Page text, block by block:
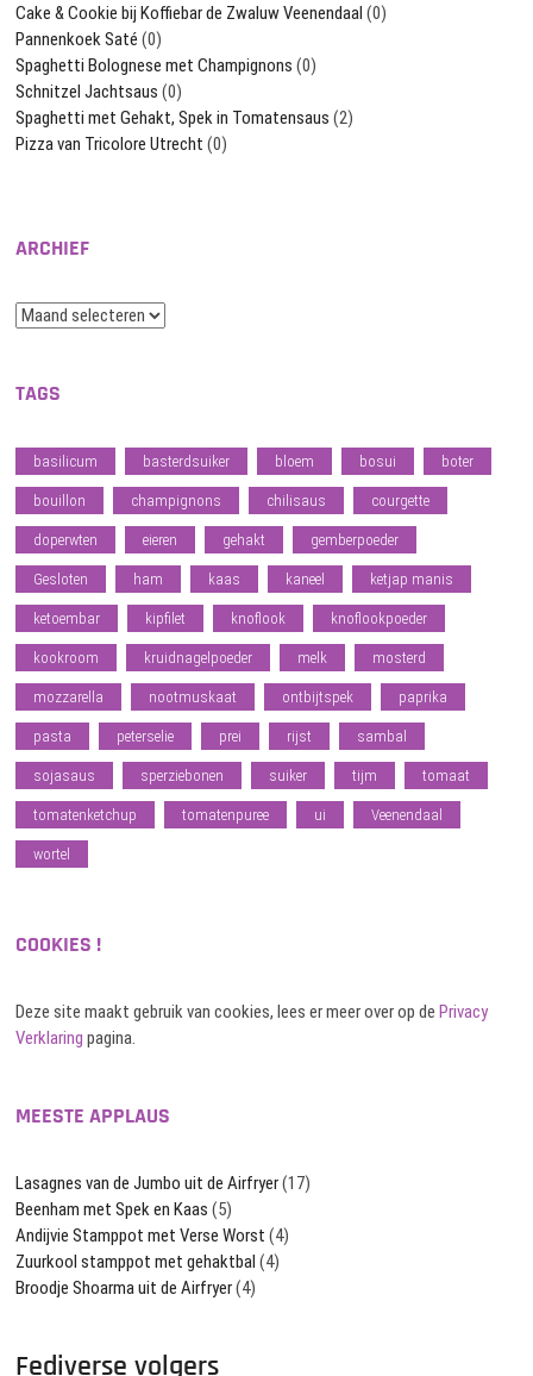
Cake & Cookie bij Koffiebar de Zwaluw Veenendaal (0)
Pannenkoek Saté (0)
Spaghetti Bolognese met Champignons (0)
Schnitzel Jachtsaus (0)
Spaghetti met Gehakt, Spek in Tomatensaus (2)
Pizza van Tricolore Utrecht (0)
ARCHIEF
Archief
TAGS
basilicum basterdsuiker bloem bosui boter
bouillon champignons chilisaus courgette
doperwten eieren gehakt gemberpoeder
Gesloten ham kaas kaneel ketjap manis
ketoembar kipfilet knoflook knoflookpoeder
kookroom kruidnagelpoeder melk mosterd
mozzarella nootmuskaat ontbijtspek paprika
pasta peterselie prei rijst sambal
sojasaus sperziebonen suiker tijm tomaat
tomatenketchup tomatenpuree ui Veenendaal
wortel
COOKIES !
Deze site maakt gebruik van cookies, lees er meer over op dePrivacy
Verklaring pagina.
MEESTE APPLAUS
Lasagnes van de Jumbo uit de Airfryer(17)
Beenham met Spek en Kaas (5)
Andijvie Stamppot met Verse Worst (4)
Zuurkool stamppot met gehaktbal (4)
Broodje Shoarma uit de Airfryer(4)
Fediverse volgers